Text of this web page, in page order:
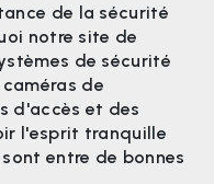
de la sécurité
notre site de
de sécurité
de
d'accès et des
l'esprit tranquille
entre de bonnes